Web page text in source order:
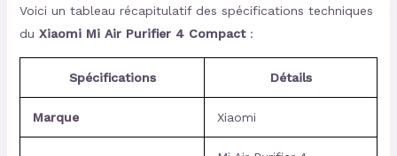
Voici un tableau récapitulatif des spécifications techniques
du Xiaomi Mi Air Purifier 4 Compact:
Spécifications Détails
Marque Xiaomi